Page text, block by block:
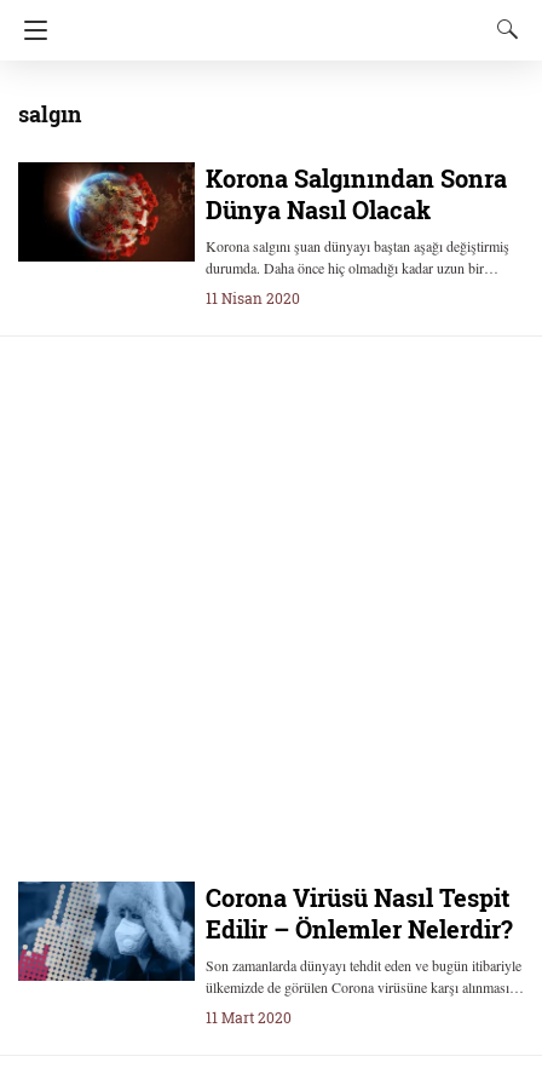
salgın
Korona Salgınından Sonra
Dünya Nasıl Olacak
Korona salgını şuan dünyayı baştan aşağı değiştirmiş
durumda. Daha önce hiç olmadığı kadar uzun bir…
11 Nisan 2020
Corona Virüsü Nasıl Tespit
Edilir – Önlemler Nelerdir?
Son zamanlarda dünyayı tehdit eden ve bugün itibariyle
ülkemizde de görülen Corona virüsüne karşı alınması…
11 Mart 2020